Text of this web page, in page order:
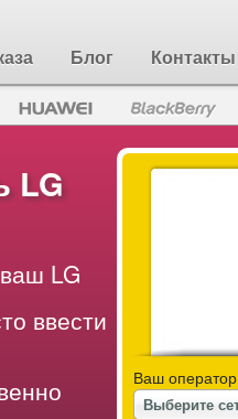
Блог Контакты
Ваш
Выберите
LG
LG
ввести